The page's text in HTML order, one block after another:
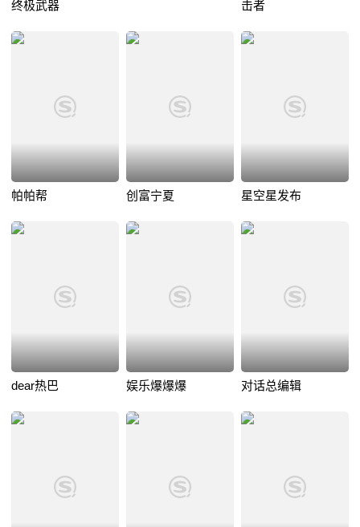
终极武器
击者
帕帕帮 创富宁夏 星空星发布
dear热巴 娱乐爆爆爆 对话总编辑